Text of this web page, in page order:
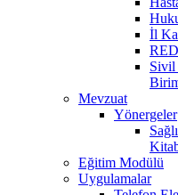
İl
Sivil
Mevzuat
Yönergeler
Eğitim Modülü
Uygulamalar